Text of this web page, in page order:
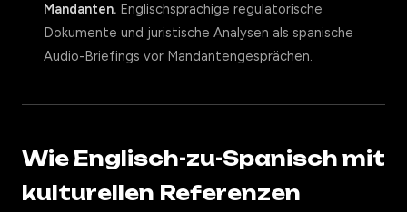
Mandanten. Englischsprachige regulatorische
Dokumente und juristische Analysen als spanische
Audio-Briefings vor Mandantengesprächen.
Wie Englisch-zu-Spanisch mit
kulturellen Referenzen